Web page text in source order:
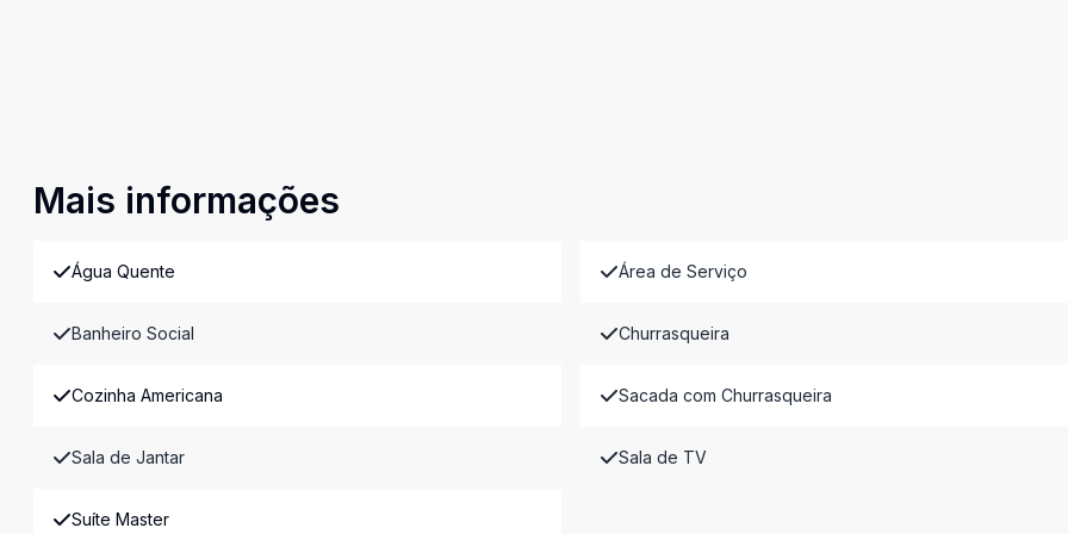
Mais informações
Água Quente Área de Serviço
Banheiro Social Churrasqueira
Cozinha Americana Sacada com Churrasqueira
Sala de Jantar Sala de TV
Suíte Master